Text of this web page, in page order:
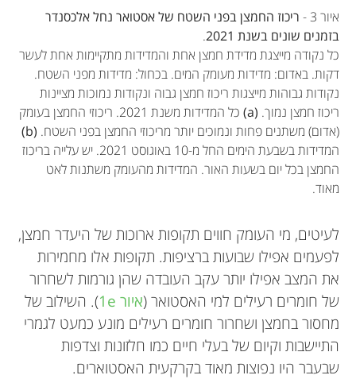
איור 3 -
ריכוז החמצן בפני השטח של אסטואר נחל אלכסנדר
בזמנים שונים בשנת 2021
.
כל נקודה מייצגת מדידת חמצן אחת והמדידות מתקיימות אחת לעשר
דקות. באדום: מדידות מעומק המים. בכחול: מדידות מפני השטח.
נקודות גבוהות מייצגות ריכוז חמצן גבוה ונקודות נמוכות מציינות
ריכוז חמצן נמוך. (a)
כל המדידות משנת 2021. ריכוזי החמצן בעומק
(אדום) משתנים פחות ונמוכים יותר מריכוזי החמצן בפני השטח. (b)
המדידות בשבעת הימים החל מ-10 באוגוסט 2021. יש עלייה בריכוז
החמצן בכל יום בשעות האור. המדידות מהעומק משתנות לאט
מאוד.
לעיטים, מי העומק חווים תקופות ארוכות של היעדר חמצן,
לפעמים אפילו שבועות ברציפות. תקופות אלו מחמירות
את המצב אפילו יותר עקב העובדה שהן גורמות לשחרור
של חומרים רעילים למי האסטואר (איור 1e
). השילוב של
מחסור בחמצן ושחרור חומרים רעילים מונע כמעט לגמרי
התיישבות וקיום של בעלי חיים כמו חלזונות וצדפות
שבעבר היו נפוצות מאוד בקרקעית האסטוארים.